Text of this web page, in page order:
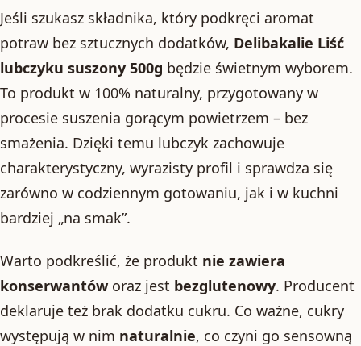
Jeśli szukasz składnika, który podkręci aromat
potraw bez sztucznych dodatków, Delibakalie Liść
lubczyku suszony 500g będzie świetnym wyborem.
To produkt w 100% naturalny, przygotowany w
procesie suszenia gorącym powietrzem – bez
smażenia. Dzięki temu lubczyk zachowuje
charakterystyczny, wyrazisty profil i sprawdza się
zarówno w codziennym gotowaniu, jak i w kuchni
bardziej „na smak”.
Warto podkreślić, że produkt nie zawiera
konserwantów oraz jest bezglutenowy. Producent
deklaruje też brak dodatku cukru. Co ważne, cukry
występują w nim naturalnie, co czyni go sensowną